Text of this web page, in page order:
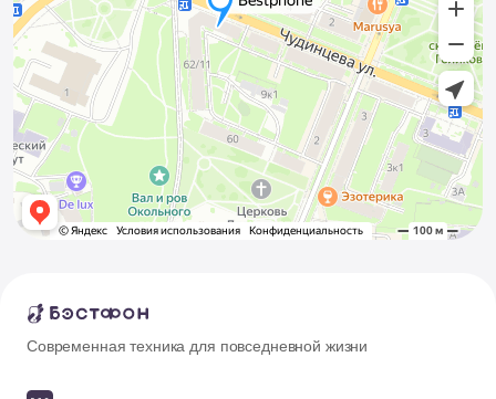
Современная техника для повседневной жизни